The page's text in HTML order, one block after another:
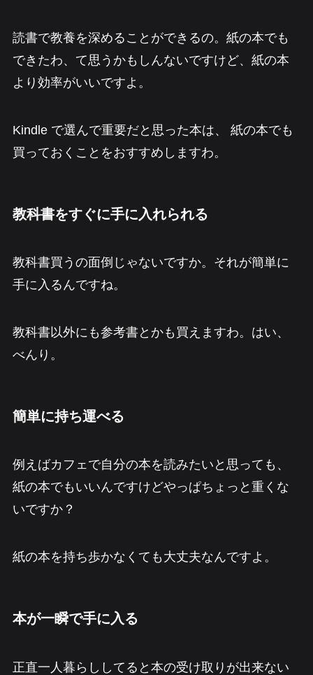
読書で教養を深めることができるの。紙の本でも
できたわ、て思うかもしんないですけど、紙の本
より効率がいいですよ。
Kindle で選んで重要だと思った本は、 紙の本でも
買っておくことをおすすめしますわ。
教科書をすぐに手に入れられる
教科書買うの面倒じゃないですか。それが簡単に
手に入るんですね。
教科書以外にも参考書とかも買えますわ。はい、
べんり。
簡単に持ち運べる
例えばカフェで自分の本を読みたいと思っても、
紙の本でもいいんですけどやっぱちょっと重くな
いですか？
紙の本を持ち歩かなくても大丈夫なんですよ。
本が一瞬で手に入る
正直一人暮らししてると本の受け取りが出来ない